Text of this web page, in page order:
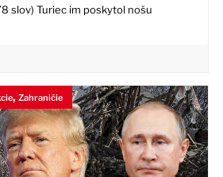
slov) Turiec im poskytol nošu
, Zahraničie